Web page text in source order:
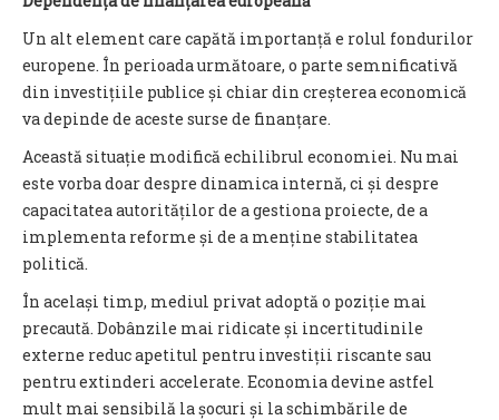
Un alt element care capătă importanță e rolul fondurilor
europene. În perioada următoare, o parte semnificativă
din investițiile publice și chiar din creșterea economică
va depinde de aceste surse de finanțare.
Această situație modifică echilibrul economiei. Nu mai
este vorba doar despre dinamica internă, ci și despre
capacitatea autorităților de a gestiona proiecte, de a
implementa reforme și de a menține stabilitatea
politică.
În același timp, mediul privat adoptă o poziție mai
precaută. Dobânzile mai ridicate și incertitudinile
externe reduc apetitul pentru investiții riscante sau
pentru extinderi accelerate. Economia devine astfel
mult mai sensibilă la șocuri și la schimbările de